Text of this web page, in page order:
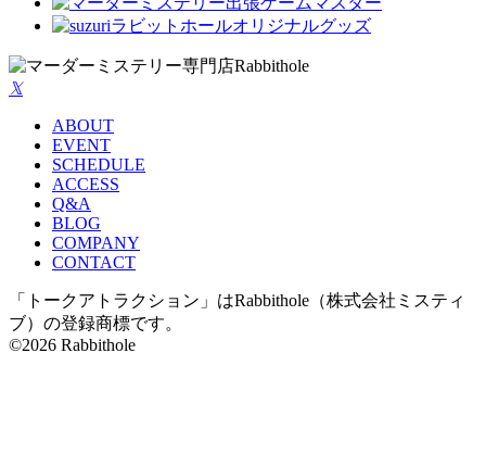
𝕏
ABOUT
EVENT
SCHEDULE
ACCESS
Q&A
BLOG
COMPANY
CONTACT
「トークアトラクション」はRabbithole（株式会社ミスティ
ブ）の登録商標です。
©2026 Rabbithole